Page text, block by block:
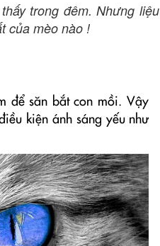
trong đêm. Nhưng liệu
của mèo nào !
để săn bắt con mồi. Vậy
kiện ánh sáng yếu như